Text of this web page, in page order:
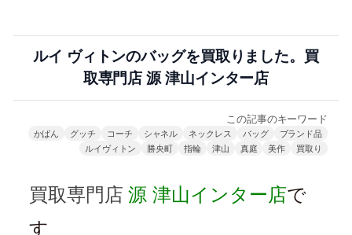
ルイ ヴィトンのバッグを買取りました。買
取専門店 源 津山インター店
この記事のキーワード
かばん グッチ コーチ シャネル ネックレス バッグ
ブランド品
ルイヴィトン
勝央町 指輪 津山 真庭 美作 買取り
買取専門店 源津山インター店で
す